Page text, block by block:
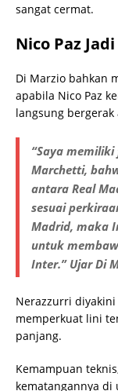
sangat cermat.
Nico Paz
Di Marzio bahkan
apabila Nico Paz
langsung bergerak
“Saya
Marchetti,
antara Real
sesuai
Madrid, maka
untuk
Inter.” Ujar Di
Nerazzurri
memperkuat lini
panjang.
Kemampuan
kematangannya di